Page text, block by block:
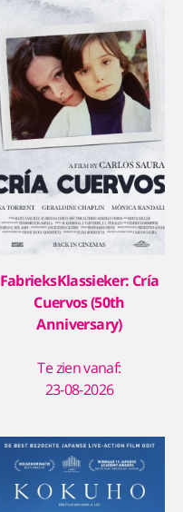
FabrieksKlassieker: Cría
Cuervos (50th
Anniversary)
Te zien vanaf:
23-08-2026